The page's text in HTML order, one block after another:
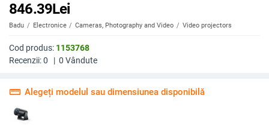
846.39Lei
Badu Electronice Cameras, Photography and Video Video projectors
Cod produs: 1153768
Recenzii:0 | 0 Vândute
straighten Alegeți modelul sau dimensiunea disponibilă